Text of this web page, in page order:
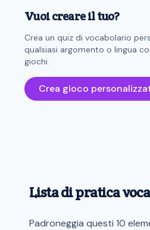
Vuoi creare il tuo?
Crea un quiz di vocabolario
qualsiasi argomento o lingua
giochi.
Crea gioco
Lista di pratica
Padroneggia questi 10